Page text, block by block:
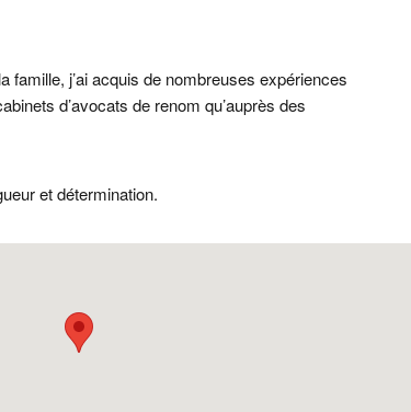
famille, j’ai acquis de nombreuses expériences
d’avocats de renom qu’auprès des
et détermination.